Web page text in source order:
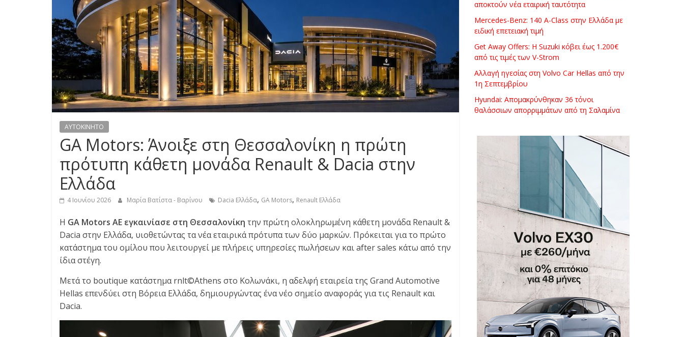
S
S
C
A
R
S
,
AYTOKINHTO
GA Motors: Άνοιξε στη Θεσσαλονίκη η πρώτη
πρότυπη κάθετη μονάδα Renault & Dacia στην
Ελλάδα
4 Ιουνίου 2026 Μαρία Βατίστα - Βαρίνου Dacia Ελλάδα, GA Motors, Renault Ελλάδα
Η GA Motors AE εγκαινίασε στη Θεσσαλονίκη την πρώτη ολοκληρωμένη κάθετη μονάδα Renault &
Dacia στην Ελλάδα, υιοθετώντας τα νέα εταιρικά πρότυπα των δύο μαρκών. Πρόκειται για το πρώτο
κατάστημα του ομίλου που λειτουργεί με πλήρεις υπηρεσίες πωλήσεων και after sales κάτω από την
ίδια στέγη.
Μετά το boutique κατάστημα rnlt©Athens στο Κολωνάκι, η αδελφή εταιρεία της Grand Automotive
Hellas επενδύει στη Βόρεια Ελλάδα, δημιουργώντας ένα νέο σημείο αναφοράς για τις Renault και
Dacia.
αποκτούν νέα εταιρική ταυτότητα
Mercedes-Benz: 140 A-Class στην Ελλάδα με
ειδική επετειακή τιμή
Get Away Offers: Η Suzuki κόβει έως 1.200€
από τις τιμές των V-Strom
Αλλαγή ηγεσίας στη Volvo Car Hellas από την
1η Σεπτεμβρίου
Hyundai: Απομακρύνθηκαν 36 τόνοι
θαλάσσιων απορριμμάτων από τη Σαλαμίνα